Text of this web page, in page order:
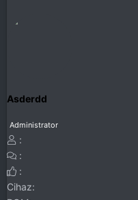
Asderdd
Administrator
Cihaz